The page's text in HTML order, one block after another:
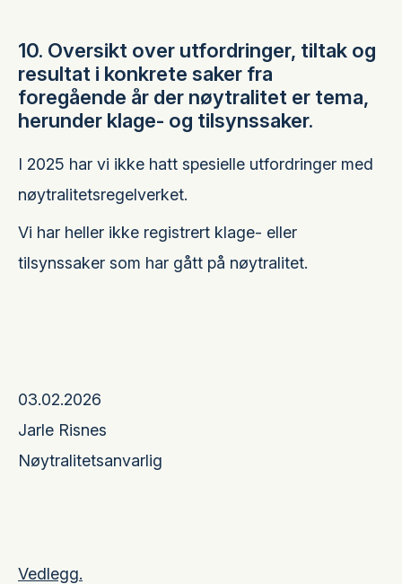
10. Oversikt over utfordringer, tiltak og
resultat i konkrete saker fra
foregående år der nøytralitet er tema,
herunder klage- og tilsynssaker.
I 2025 har vi ikke hatt spesielle utfordringer med
nøytralitetsregelverket.
Vi har heller ikke registrert klage- eller
tilsynssaker som har gått på nøytralitet.
03.02.2026
Jarle Risnes
Nøytralitetsanvarlig
Vedlegg.